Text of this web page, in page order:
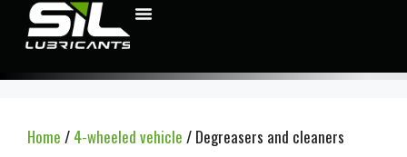
Home / 4-wheeled vehicle / Degreasers and cleaners